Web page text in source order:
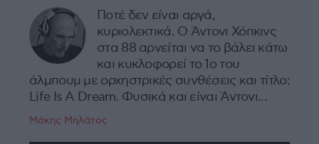
Ποτέ δεν είναι αργά,
κυριολεκτικά. Ο Άντονι Χόπκινς
στα 88 αρνείται να το βάλει κάτω
και κυκλοφορεί το 1ο του
άλμπουμ με ορχηστρικές συνθέσεις και τίτλο:
Life Is A Dream. Φυσικά και είναι Άντονι...
Μάκης Μηλάτος